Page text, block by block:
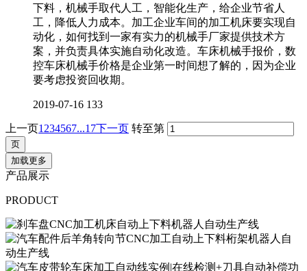
下料，机械手取代人工，智能化生产，给企业节省人
工，降低人力成本。加工企业车间的加工机床要实现自
动化，如何找到一家有实力的机械手厂家提供技术方
案，并负责具体实施自动化改造。车床机械手报价，数
控车床机械手价格是企业第一时间想了解的，因为企业
要考虑投资回收期。
2019-07-16 133
上一页1 234567...17下一页 转至第
加载更多
产品展示
PRODUCT